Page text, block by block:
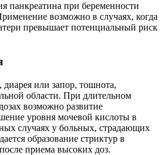
панкреатина при беременности
возможно в случаях, когда
превышает потенциальный риск
или запор, тошнота,
области. При длительном
возможно развитие
уровня мочевой кислоты в
случаях у больных, страдающих
образование стриктур в
приема высоких доз.